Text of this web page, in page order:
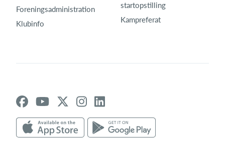
Foreningsadministration
Klubinfo
startopstilling
Kampreferat